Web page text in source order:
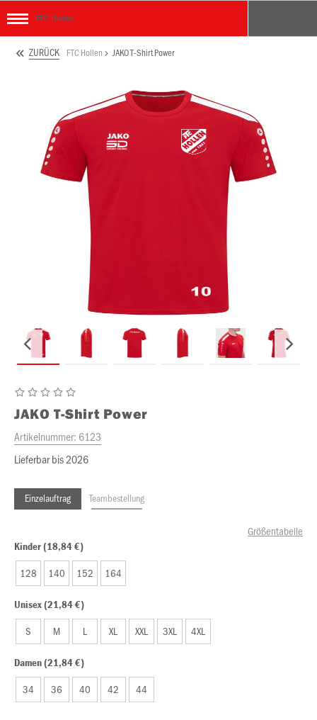
FTC Hollen
ZURÜCK FTC Hollen JAKO T-Shirt Power
JAKO T-Shirt Power
Artikelnummer: 6123
Lieferbar bis 2026
Einzelauftrag Teambestellung
Größentabelle
Kinder (18,84 €)
128 140 152 164
Unisex (21,84 €)
S M L XL XXL 3XL 4XL
Damen (21,84 €)
34 36 40 42 44